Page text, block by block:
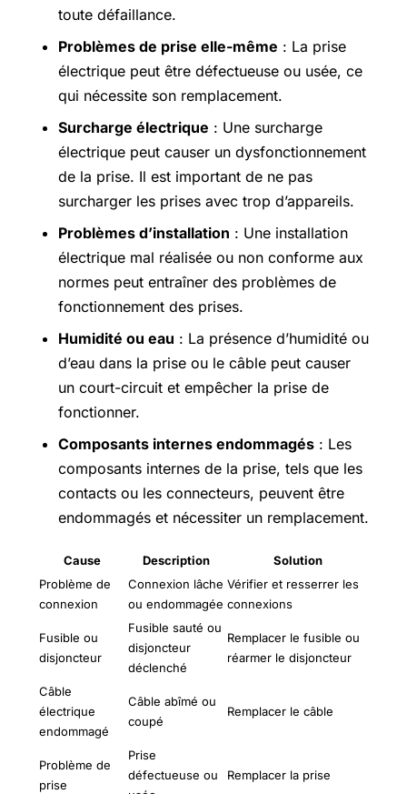
toute défaillance.
Problèmes de prise elle-même : La prise
électrique peut être défectueuse ou usée, ce
qui nécessite son remplacement.
Surcharge électrique : Une surcharge
électrique peut causer un dysfonctionnement
de la prise. Il est important de ne pas
surcharger les prises avec trop d’appareils.
Problèmes d’installation : Une installation
électrique mal réalisée ou non conforme aux
normes peut entraîner des problèmes de
fonctionnement des prises.
Humidité ou eau : La présence d’humidité ou
d’eau dans la prise ou le câble peut causer
un court-circuit et empêcher la prise de
fonctionner.
Composants internes endommagés : Les
composants internes de la prise, tels que les
contacts ou les connecteurs, peuvent être
endommagés et nécessiter un remplacement.
Cause Description
Solution
Problème de
connexion
Connexion lâche
ou endommagée
Vérifier et resserrer les
connexions
Fusible ou
disjoncteur
Fusible sauté ou
disjoncteur
déclenché
Remplacer le fusible ou
réarmer le disjoncteur
Câble
électrique
endommagé
Câble abîmé ou
coupé
Remplacer le câble
Problème de
prise
Prise
défectueuse ou
Remplacer la prise